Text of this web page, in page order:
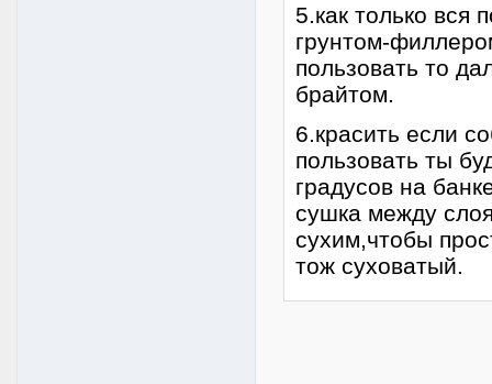
5.как только вся
грунтом-
пользовать то
брайтом.
6.красить если
пользовать ты
градусов на
сушка между
сухим,чтобы
тож суховатый.